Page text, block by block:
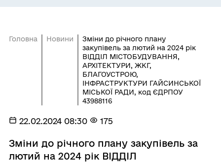
Головна Новини
Зміни до річного плану
закупівель за лютий на 2024 рік
ВІДДІЛ МІСТОБУДУВАННЯ,
АРХІТЕКТУРИ, ЖКГ,
БЛАГОУСТРОЮ,
ІНФРАСТРУКТУРИ ГАЙСИНСЬКОЇ
МІСЬКОЇ РАДИ, код ЄДРПОУ
43988116
22.02.2024 08:30 175
Зміни до річного плану закупівель за
лютий на 2024 рік ВІДДІЛ